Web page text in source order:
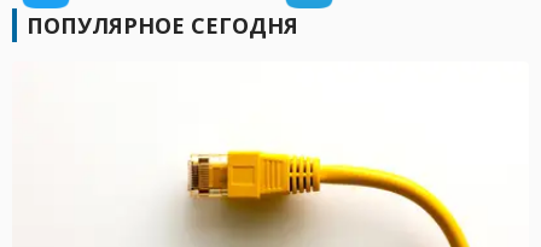
ПОПУЛЯРНОЕ СЕГОДНЯ